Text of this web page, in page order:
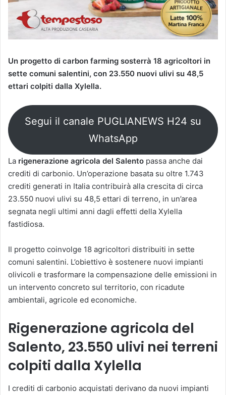
Un progetto di carbon farming sosterrà 18 agricoltori in
sette comuni salentini, con 23.550 nuovi ulivi su 48,5
ettari colpiti dalla Xylella.
Segui il canale PUGLIANEWS H24 su
WhatsApp
La rigenerazione agricola del Salento passa anche dai
crediti di carbonio. Un’operazione basata su oltre 1.743
crediti generati in Italia contribuirà alla crescita di circa
23.550 nuovi ulivi su 48,5 ettari di terreno, in un’area
segnata negli ultimi anni dagli effetti della Xylella
fastidiosa.
Il progetto coinvolge 18 agricoltori distribuiti in sette
comuni salentini. L’obiettivo è sostenere nuovi impianti
olivicoli e trasformare la compensazione delle emissioni in
un intervento concreto sul territorio, con ricadute
ambientali, agricole ed economiche.
Rigenerazione agricola del
Salento, 23.550 ulivi nei terreni
colpiti dalla Xylella
I crediti di carbonio acquistati derivano da nuovi impianti